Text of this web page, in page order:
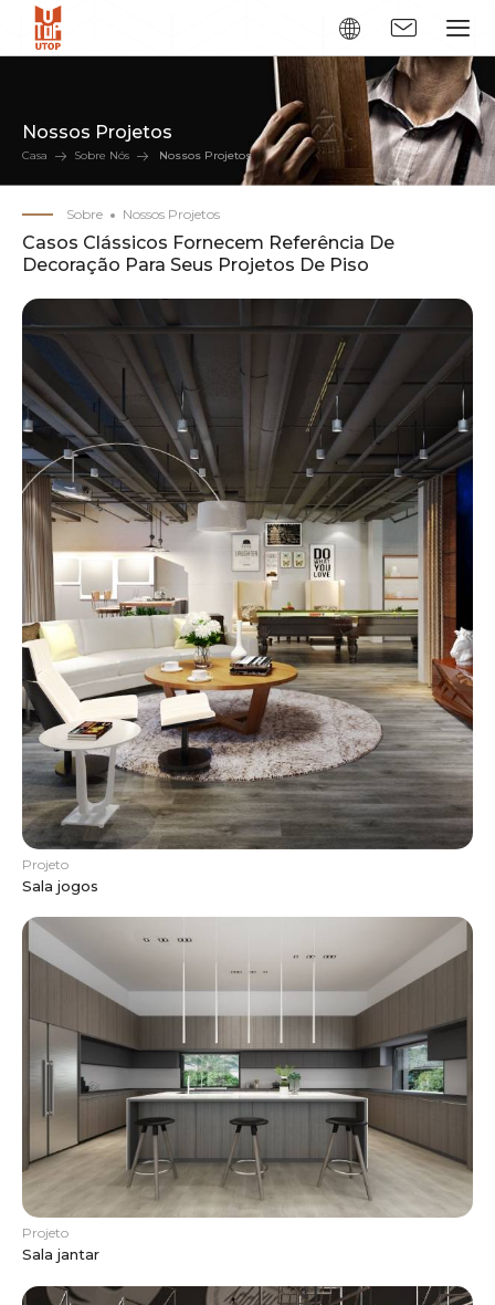
Nossos Projetos
Casa Sobre Nós Nossos Projetos
Sobre Nossos Projetos
Casos Clássicos Fornecem Referência De
Decoração Para Seus Projetos De Piso
Projeto
Sala jogos
Projeto
Sala jantar